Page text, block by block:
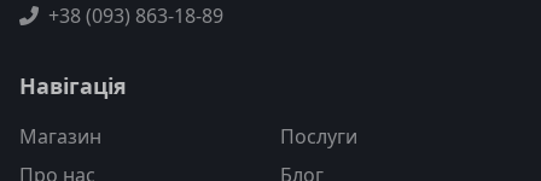
+38 (093) 863-18-89
Навігація
Магазин
Послуги
Про нас
Блог